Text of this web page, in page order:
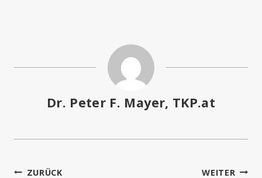
Dr. Peter F. Mayer, TKP.at
ZURÜCK WEITER